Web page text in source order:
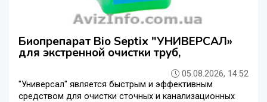
Биопрепарат Bio Septix "УНИВЕРСАЛ»
для экстренной очистки труб,
05.08.2026, 14:52
"Универсал" является быстрым и эффективным
средством для очистки сточных и канализационных